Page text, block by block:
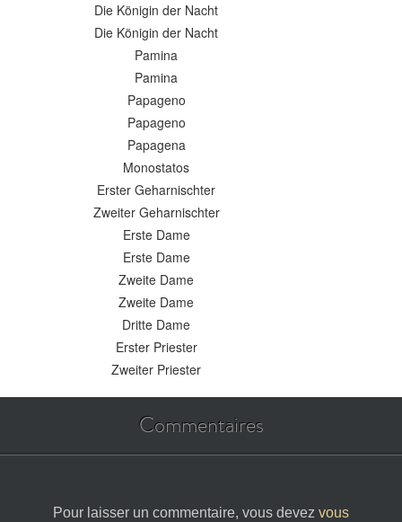
Die Königin der Nacht
Die Königin der Nacht
Pamina
Pamina
Papageno
Papageno
Papagena
Monostatos
Erster Geharnischter
Zweiter Geharnischter
Erste Dame
Erste Dame
Zweite Dame
Zweite Dame
Dritte Dame
Erster Priester
Zweiter Priester
Commentaires
Pour laisser un commentaire, vous devez vous